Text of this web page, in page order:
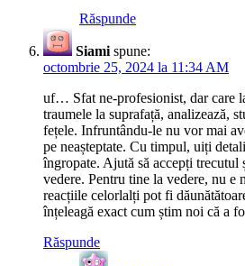
Răspunde
Siami spune:
octombrie 25, 2024 la 11:34 AM
uf… Sfat ne-profesionist, dar care
traumele la suprafață, analizează,
fețele. Infruntându-le nu vor mai
pe neașteptate. Cu timpul, uiți
îngropate. Ajută să accepți trecutul
vedere. Pentru tine la vedere, nu e
reacțiile celorlalți pot fi
înțeleagă exact cum știm noi că a
Răspunde